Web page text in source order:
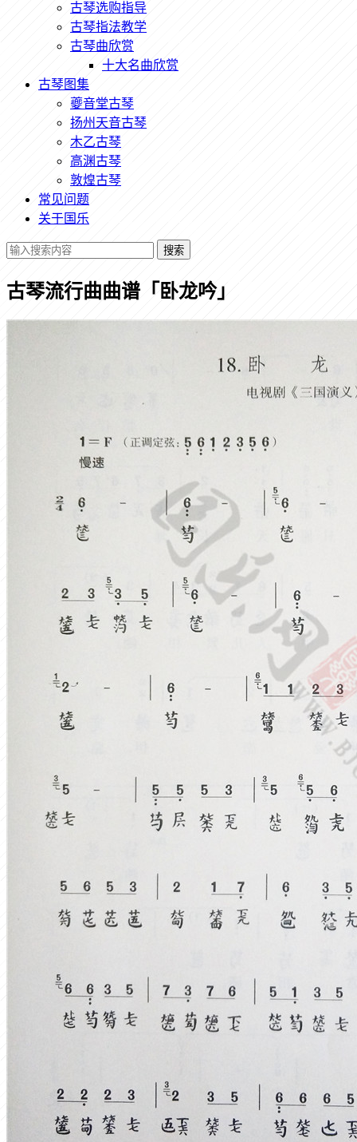
古琴选购指导
古琴指法教学
古琴曲欣赏
十大名曲欣赏
古琴图集
夔音堂古琴
扬州天音古琴
木乙古琴
高渊古琴
敦煌古琴
常见问题
关于国乐
搜索
古琴流行曲曲谱「卧龙吟」